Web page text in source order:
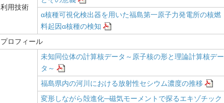
利用技術
α核種可視化検出器を用いた福島第一原子力発電所の核燃
料起因α核種の検知
プロフィール
未知同位体の計算核データ～原子核の形と理論計算核デー
タ～
福島県内の河川における放射性セシウム濃度の推移
変形しながら殻進化─磁気モーメントで探るエキゾチック